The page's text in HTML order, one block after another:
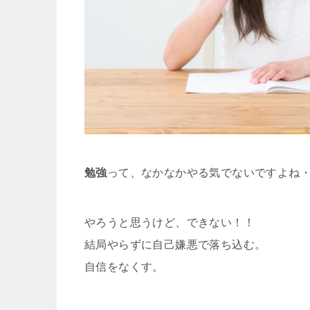
勉強って、なかなかやる気でないですよね
やろうと思うけど、できない！！
結局やらずに自己嫌悪で落ち込む。
自信をなくす。